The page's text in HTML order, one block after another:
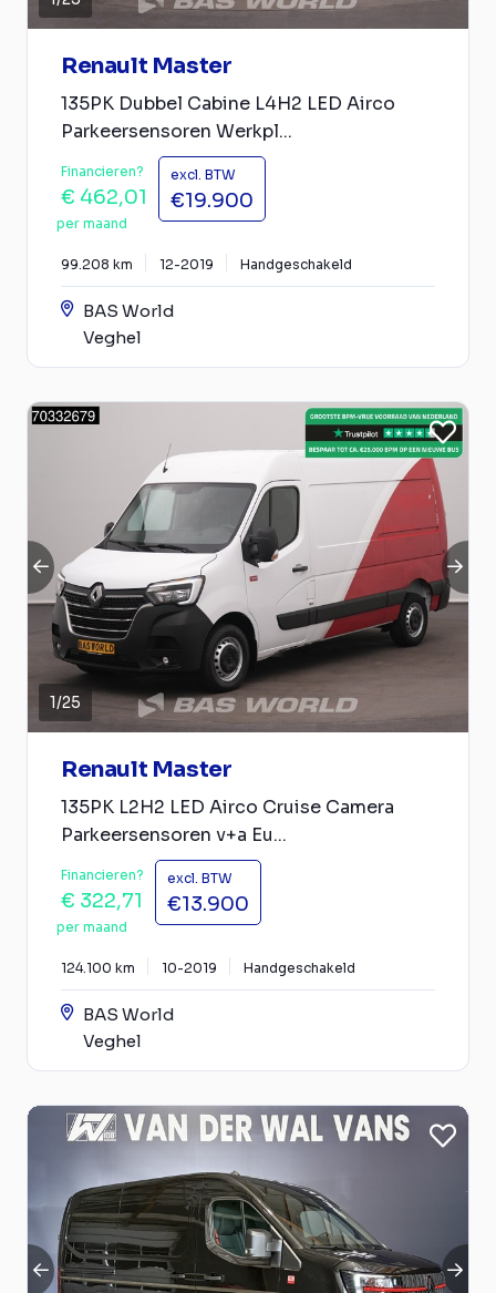
Renault Master
135PK Dubbel Cabine L4H2 LED Airco
Parkeersensoren Werkpl...
Financieren?
€ 462,01
per maand
excl. BTW
€19.900
99.208 km 12-2019 Handgeschakeld
BAS World
Veghel
1/25
Renault Master
135PK L2H2 LED Airco Cruise Camera
Parkeersensoren v+a Eu...
Financieren?
€ 322,71
per maand
excl. BTW
€13.900
124.100 km 10-2019 Handgeschakeld
BAS World
Veghel